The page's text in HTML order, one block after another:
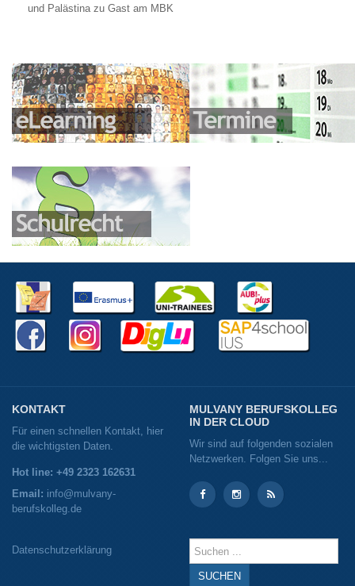
und Palästina zu Gast am MBK
KONTAKT
Für einen schnellen Kontakt, hier
die wichtigsten Daten.
Hot line: +49 2323 162631
Email: info@mulvany-
berufskolleg.de
Datenschutzerklärung
MULVANY BERUFSKOLLEG
IN DER CLOUD
Wir sind auf folgenden sozialen
Netzwerken. Folgen Sie uns...
Suchen
...
SUCHEN